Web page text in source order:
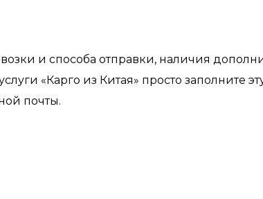
и способа отправки, наличия
«Карго из Китая» просто
почты.